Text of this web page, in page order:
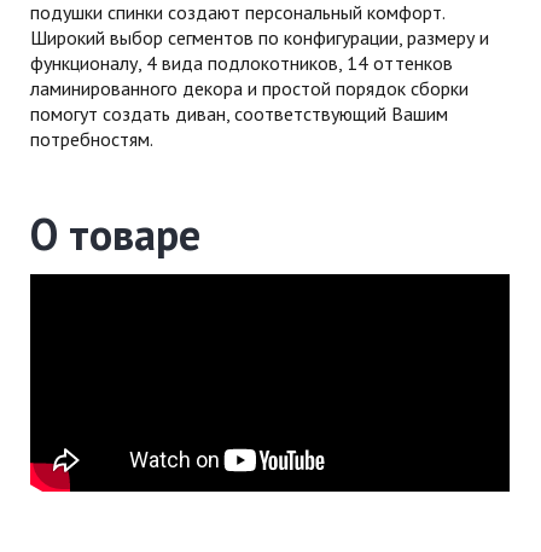
подушки спинки создают персональный комфорт.
Широкий выбор сегментов по конфигурации, размеру и
функционалу, 4 вида подлокотников, 14 оттенков
ламинированного декора и простой порядок сборки
помогут создать диван, соответствующий Вашим
потребностям.
О товаре